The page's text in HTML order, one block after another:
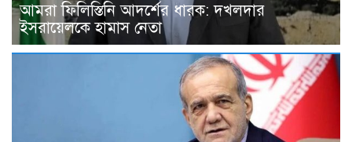
আমরা ফিলিস্তিনি আদর্শের ধারক: দখলদার
ইসরায়েলকে হামাস নেতা